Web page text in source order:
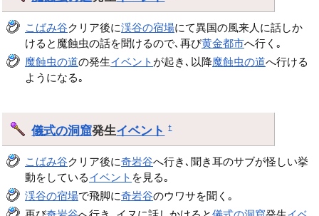
こばみ谷クリア後に渓谷の宿場にて異国の風来人に話しか
けると魔蝕虫の話を聞けるので､再び黄金都市へ行く｡
魔蝕虫の道の発生イベント が起き､以降魔蝕虫の道へ行ける
ようになる｡
儀式の洞窟発生イベント †
こばみ谷クリア後に奇岩谷へ行き､聞き耳のサブが怪しい挙
動をしているイベント を見る｡
渓谷の宿場で飛脚に奇岩谷のウワサを聞く｡